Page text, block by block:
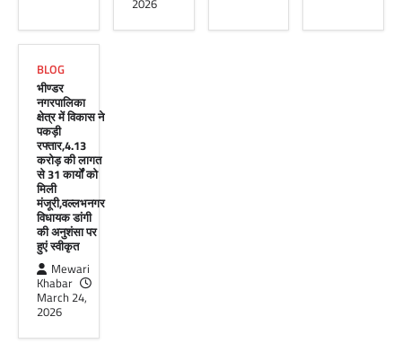
2026
BLOG
भीण्डर
नगरपालिका
क्षेत्र में विकास ने
पकड़ी
रफ्तार,4.13
करोड़ की लागत
से 31 कार्यों को
मिली
मंजूरी,वल्लभनगर
विधायक डांगी
की अनुशंसा पर
हुएं स्वीकृत
Mewari
Khabar
March 24,
2026